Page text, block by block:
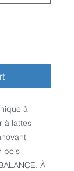
à
à lattes
bois
À